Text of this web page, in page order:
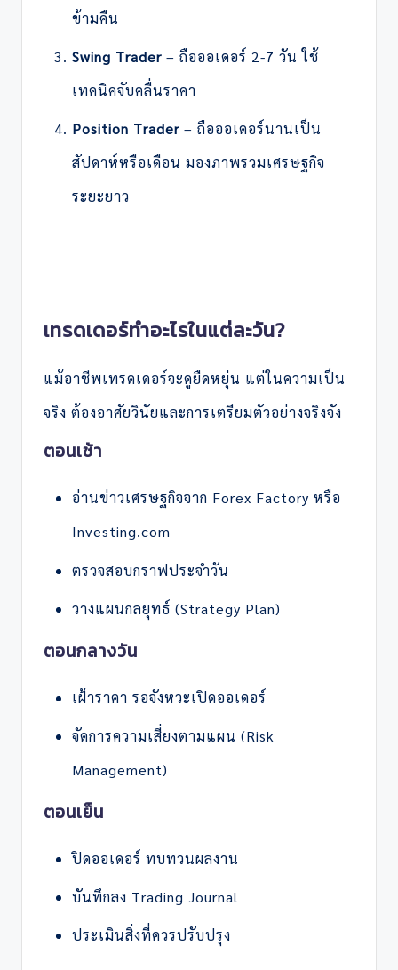
ข้ามคืน
Swing Trader – ถือออเดอร์ 2-7 วัน ใช้
เทคนิคจับคลื่นราคา
Position Trader – ถือออเดอร์นานเป็น
สัปดาห์หรือเดือน มองภาพรวมเศรษฐกิจ
ระยะยาว
เทรดเดอร์ทำอะไรในแต่ละวัน?
แม้อาชีพเทรดเดอร์จะดูยืดหยุ่น แต่ในความเป็น
จริง ต้องอาศัยวินัยและการเตรียมตัวอย่างจริงจัง
ตอนเช้า
อ่านข่าวเศรษฐกิจจาก Forex Factory หรือ
Investing.com
ตรวจสอบกราฟประจำวัน
วางแผนกลยุทธ์ (Strategy Plan)
ตอนกลางวัน
เฝ้าราคา รอจังหวะเปิดออเดอร์
จัดการความเสี่ยงตามแผน (Risk
Management)
ตอนเย็น
ปิดออเดอร์ ทบทวนผลงาน
บันทึกลง Trading Journal
ประเมินสิ่งที่ควรปรับปรุง